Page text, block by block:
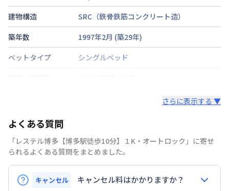
建物構造
SRC（鉄骨鉄筋コンクリート造）
築年数
1997年2月 (築29年)
ベットタイプ
シングルベッド
部屋の向き
禁煙・喫煙
交通
さらに表示する ▼
よくある質問
「レステル博多【博多駅徒歩10分】１K・オートロック」に寄せ
られるよくある質問をまとめました。
キャンセル キャンセル料はかかりますか？